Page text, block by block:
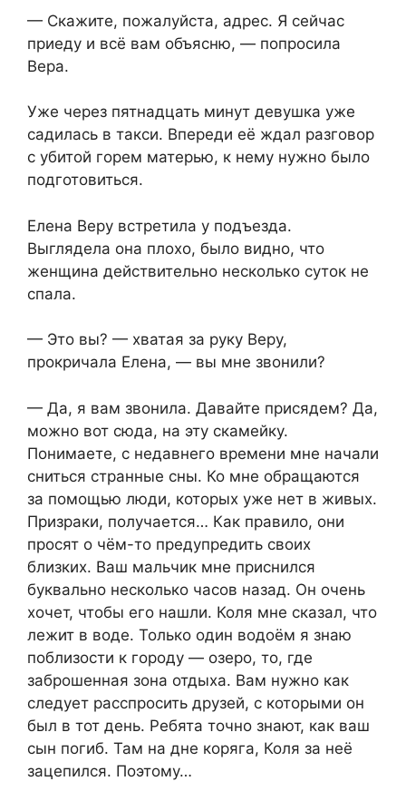
— Скажите, пожалуйста, адрес. Я сейчас
приеду и всё вам объясню, — попросила
Вера.
Уже через пятнадцать минут девушка уже
садилась в такси. Впереди её ждал разговор
с убитой горем матерью, к нему нужно было
подготовиться.
Елена Веру встретила у подъезда.
Выглядела она плохо, было видно, что
женщина действительно несколько суток не
спала.
— Это вы? — хватая за руку Веру,
прокричала Елена, — вы мне звонили?
— Да, я вам звонила. Давайте присядем? Да,
можно вот сюда, на эту скамейку.
Понимаете, с недавнего времени мне начали
сниться странные сны. Ко мне обращаются
за помощью люди, которых уже нет в живых.
Призраки, получается… Как правило, они
просят о чём-то предупредить своих
близких. Ваш мальчик мне приснился
буквально несколько часов назад. Он очень
хочет, чтобы его нашли. Коля мне сказал, что
лежит в воде. Только один водоём я знаю
поблизости к городу — озеро, то, где
заброшенная зона отдыха. Вам нужно как
следует расспросить друзей, с которыми он
был в тот день. Ребята точно знают, как ваш
сын погиб. Там на дне коряга, Коля за неё
зацепился. Поэтому…